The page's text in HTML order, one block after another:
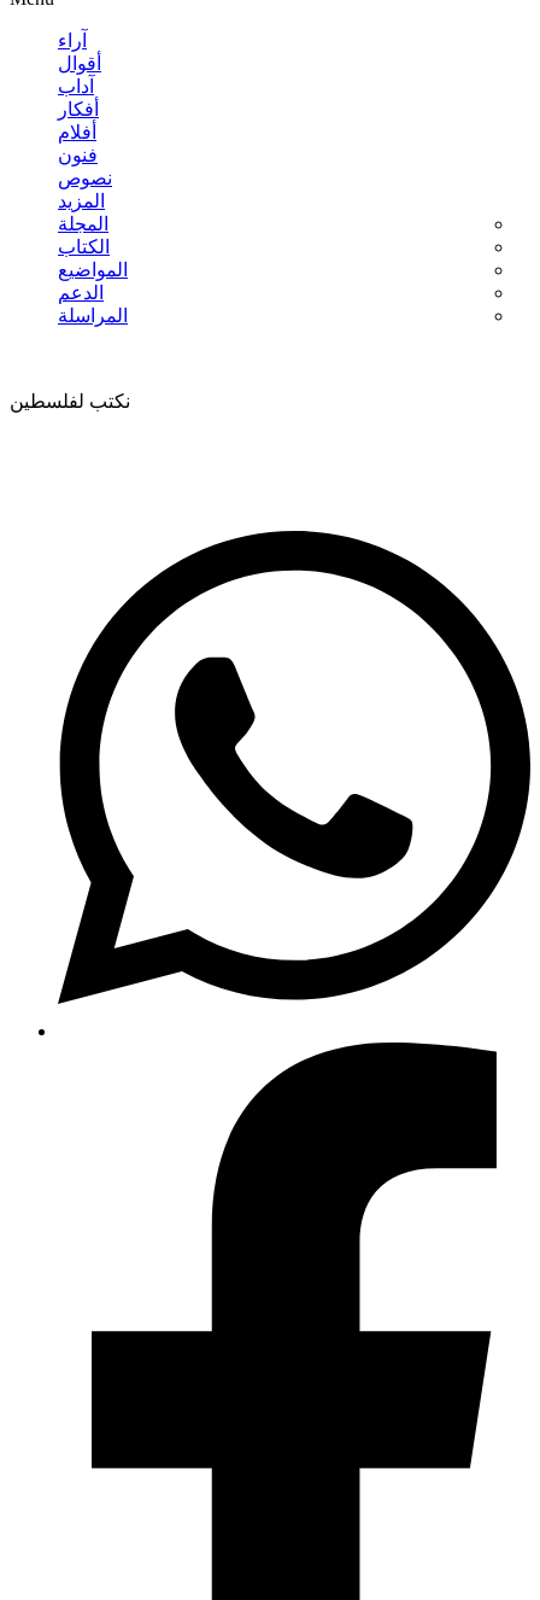
آراء
أقوال
آداب
أفكار
أفلام
فنون
نصوص
المزيد
المجلة
الكتاب
المواضيع
الدعم
المراسلة
نكتب لفلسطين